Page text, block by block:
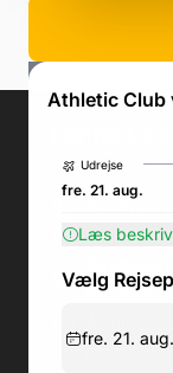
Athletic Club
Udrejse
fre. 21. aug.
Læs
Vælg
fre. 21.
Email:
bunden
Man-